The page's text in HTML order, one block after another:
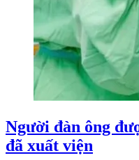
Người đàn ông
đã xuất viện